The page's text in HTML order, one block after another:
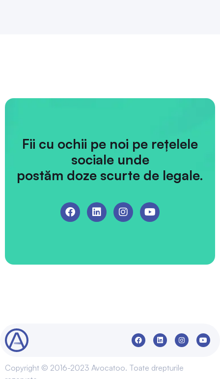
Fii cu ochii pe noi pe rețelele
sociale unde
postăm doze scurte de legale.
Copyright © 2016-2023 Avocatoo. Toate drepturile